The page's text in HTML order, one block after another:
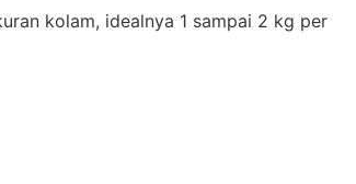
kolam, idealnya 1 sampai 2 kg per